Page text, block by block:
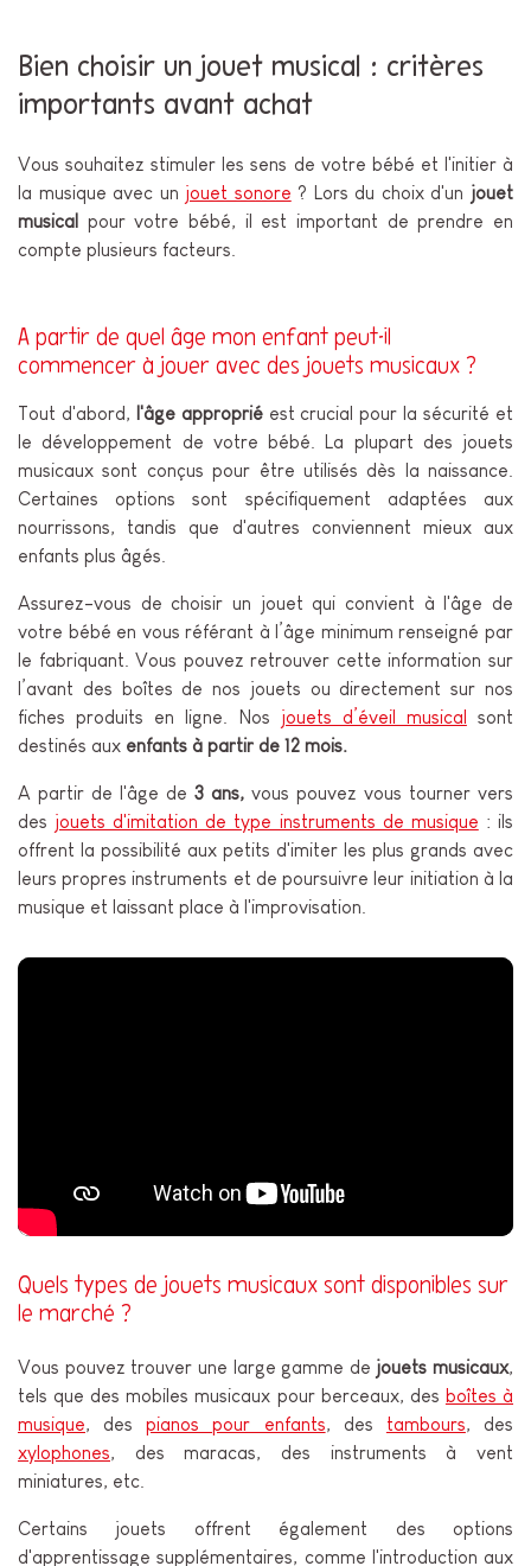
Bien choisir un jouet musical : critères
importants avant achat
Vous souhaitez stimuler les sens de votre bébé et l'initier à
la musique avec un jouet sonore ? Lors du choix d'un jouet
musical
pour votre bébé, il est important de prendre en
compte plusieurs facteurs.
A partir de quel âge mon enfant peut-il
commencer à jouer avec des jouets musicaux ?
Tout d'abord, l'âge appropriéest crucial pour la sécurité et
le développement de votre bébé. La plupart des jouets
musicaux sont conçus pour être utilisés dès la naissance.
Certaines options sont spécifiquement adaptées aux
nourrissons, tandis que d'autres conviennent mieux aux
enfants plus âgés.
Assurez-vous de choisir un jouet qui convient à l'âge de
votre bébé en vous référant à l’âge minimum renseigné par
le fabriquant. Vous pouvez retrouver cette information sur
l’avant des boîtes de nos jouets ou directement sur nos
fiches produits en ligne. Nos jouets d’éveil musical
sont
destinés aux enfants à partir de 12 mois.
A partir de l'âge de 3 ans, vous pouvez vous tourner vers
des jouets d'imitation de type instruments de musique : ils
offrent la possibilité aux petits d'imiter les plus grands avec
leurs propres instruments et de poursuivre leur initiation à la
musique et laissant place à l'improvisation.
Quels types de jouets musicaux sont disponibles sur
le marché ?
Vous pouvez trouver une large gamme de jouets musicaux,
tels que des mobiles musicaux pour berceaux, des boîtes à
musique, despianos pour enfants, des tambours, des
xylophones, des maracas, des instruments à vent
miniatures, etc.
Certains jouets offrent également des options
d'apprentissage supplémentaires, comme l'introduction aux